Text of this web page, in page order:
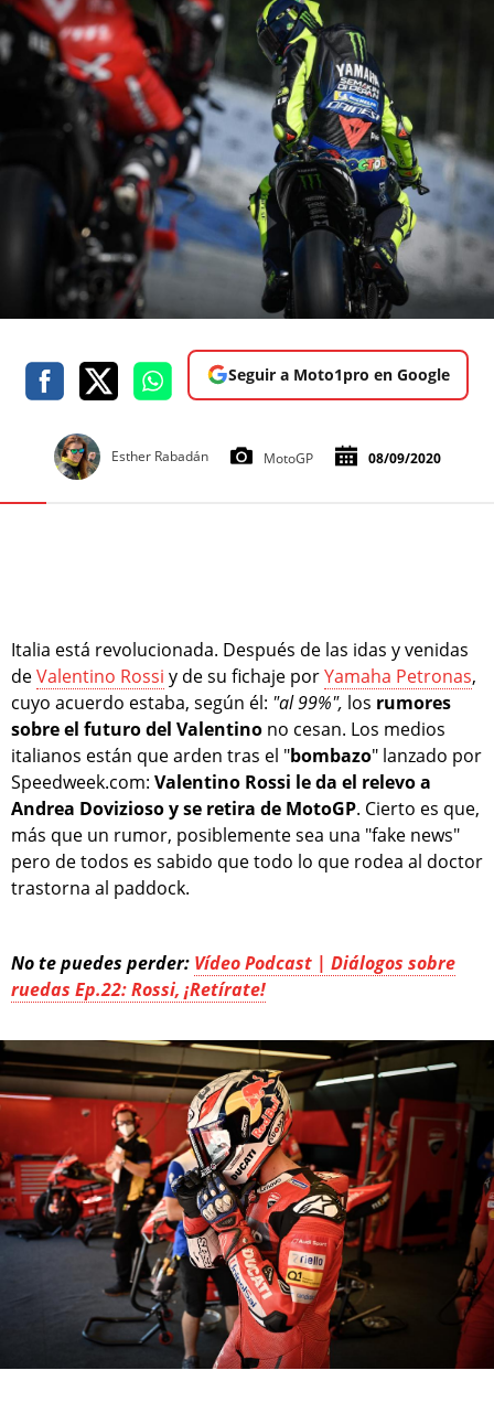
Seguir a Moto1pro en Google
Esther Rabadán MotoGP 08/09/2020
Italia está revolucionada. Después de las idas y venidas
deValentino Rossi y de su fichaje porYamaha Petronas,
cuyo acuerdo estaba, según él: "al 99%", los rumores
sobre el futuro del Valentino no cesan. Los medios
italianos están que arden tras el "bombazo" lanzado por
Speedweek.com: Valentino Rossi le da el relevo a
Andrea Dovizioso y se retira de MotoGP. Cierto es que,
más que un rumor, posiblemente sea una "fake news"
pero de todos es sabido que todo lo que rodea al doctor
trastorna al paddock.
No te puedes perder: Vídeo Podcast | Diálogos sobre
ruedas Ep.22: Rossi, ¡Retírate!